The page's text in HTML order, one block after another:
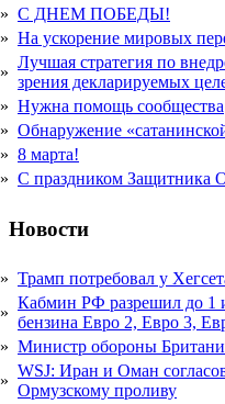
» С ДНЕМ ПОБЕДЫ!
» На ускорение мировых
»
Лучшая стратегия по
зрения декларируемых
» Нужна помощь сообщества
» Обнаружение
» 8 марта!
» С праздником Защитника
Новости
» Трамп потребовал у
»
Кабмин РФ разрешил до 1
бензина Евро 2, Евро 3,
» Министр обороны
»
WSJ: Иран и Оман
Ормузскому проливу